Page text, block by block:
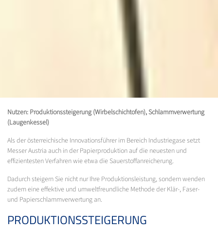
Nutzen: Produktionssteigerung (Wirbelschichtofen), Schlammverwertung
(Laugenkessel)
Als der österreichische Innovationsführer im Bereich Industriegase setzt
Messer Austria auch in der Papierproduktion auf die neuesten und
effizientesten Verfahren wie etwa die Sauerstoffanreicherung.
Dadurch steigern Sie nicht nur Ihre Produktionsleistung, sondern wenden
zudem eine effektive und umweltfreundliche Methode der Klär-, Faser-
und Papierschlammverwertung an.
PRODUKTIONSSTEIGERUNG